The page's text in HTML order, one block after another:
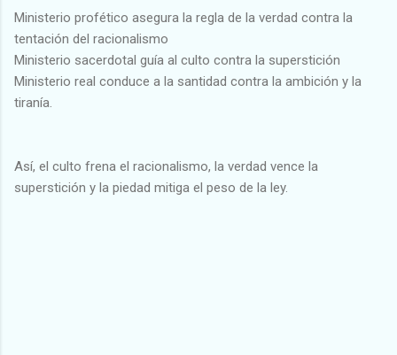
Ministerio profético asegura la regla de la verdad contra la
tentación del racionalismo
Ministerio sacerdotal guía al culto contra la superstición
Ministerio real conduce a la santidad contra la ambición y la
tiranía.
Así, el culto frena el racionalismo, la verdad vence la
superstición y la piedad mitiga el peso de la ley.